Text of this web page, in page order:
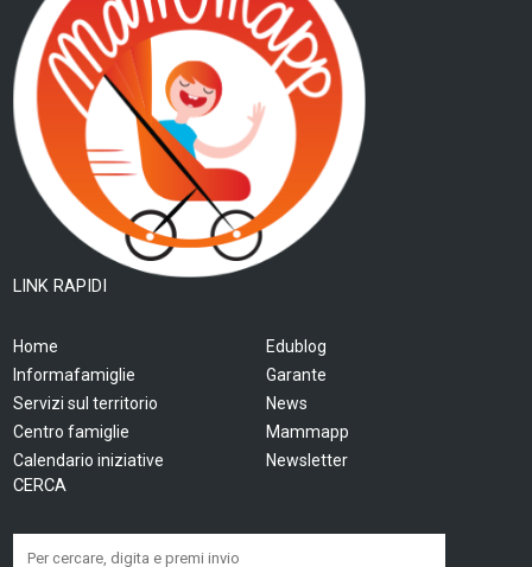
LINK RAPIDI
Home
Informafamiglie
Servizi sul territorio
Centro famiglie
Calendario iniziative
Edublog
Garante
News
Mammapp
Newsletter
CERCA